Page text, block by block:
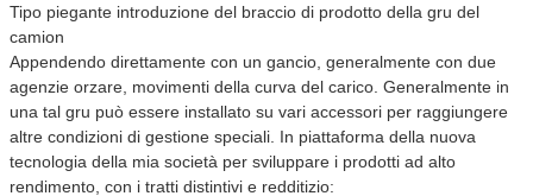
Tipo piegante introduzione del braccio di prodotto della gru del
camion
Appendendo direttamente con un gancio, generalmente con due
agenzie orzare, movimenti della curva del carico. Generalmente in
una tal gru può essere installato su vari accessori per raggiungere
altre condizioni di gestione speciali. In piattaforma della nuova
tecnologia della mia società per sviluppare i prodotti ad alto
rendimento, con i tratti distintivi e redditizio: